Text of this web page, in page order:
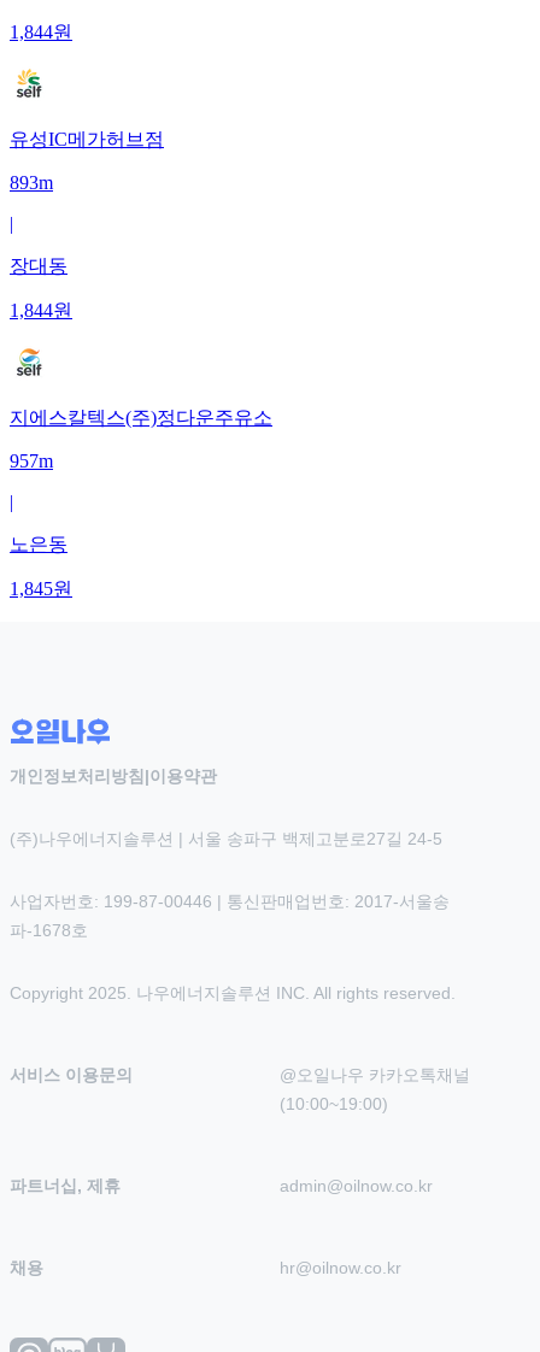
1,844원
유성IC메가허브점
893m
|
장대동
1,844원
지에스칼텍스(주)정다운주유소
957m
|
노은동
1,845원
개인정보처리방침 |이용약관
(주)나우에너지솔루션 | 서울 송파구 백제고분로27길 24-5
사업자번호: 199-87-00446 | 통신판매업번호: 2017-서울송
파-1678호
Copyright 2025. 나우에너지솔루션 INC. All rights reserved.
서비스 이용문의
@오일나우 카카오톡채널
(10:00~19:00)
파트너십, 제휴 admin@oilnow.co.kr
채용 hr@oilnow.co.kr